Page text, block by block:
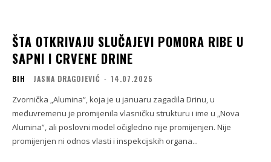
ŠTA OTKRIVAJU SLUČAJEVI POMORA RIBE U
SAPNI I CRVENE DRINE
BIH JASNA DRAGOJEVIĆ - 14.07.2025
Zvornička „Alumina”, koja je u januaru zagadila Drinu, u
međuvremenu je promijenila vlasničku strukturu i ime u „Nova
Alumina”, ali poslovni model očigledno nije promijenjen. Nije
promijenjen ni odnos vlasti i inspekcijskih organa...